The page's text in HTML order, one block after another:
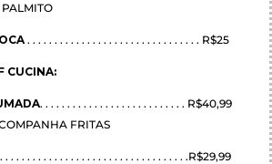
. . . . . . . . . . . . . . . . . . . . . . . . . . . . . . . . R$25
CUCINA:
. . . . . . . . . . . . . . . . . . . . . . . . . . . R$40,99
FRITAS
. . . . . . . . . . . . . . . . . . . . . . . . . . . . . . . . . .R$29,99